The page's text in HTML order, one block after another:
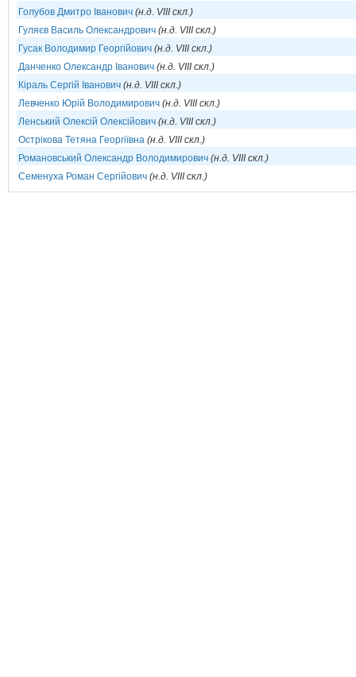
Голубов Дмитро Іванович (н.д. VIII скл.)
Гуляєв Василь Олександрович (н.д. VIII скл.)
Гусак Володимир Георгійович (н.д. VIII скл.)
Данченко Олександр Іванович (н.д. VIII скл.)
Кіраль Сергій Іванович (н.д. VIII скл.)
Левченко Юрій Володимирович (н.д. VIII скл.)
Ленський Олексій Олексійович (н.д. VIII скл.)
Острікова Тетяна Георгіївна (н.д. VIII скл.)
Романовський Олександр Володимирович (н.д. VIII скл.)
Семенуха Роман Сергійович (н.д. VIII скл.)